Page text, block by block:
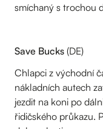
smíchaný s trochou
Save Bucks (DE)
Chlapci z východní
nákladních autech
jezdit na koni po
řidičského průkazu.